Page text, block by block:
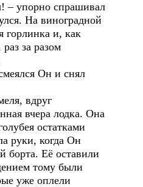
упорно спрашивал
На виноградной
горлинка и, как
за разом
Он и снял
вдруг
вчера лодка. Она
остатками
руки, когда Он
борта. Её оставили
тому были
уже оплели